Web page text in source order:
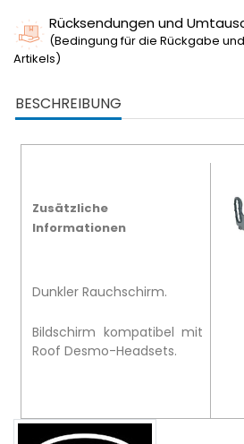
Rücksendungen und
(Bedingung für die Rückgabe
Artikels)
BESCHREIBUNG
Zusätzliche
Informationen
Dunkler Rauchschirm.
Bildschirm kompatibel mit
Roof Desmo-Headsets.